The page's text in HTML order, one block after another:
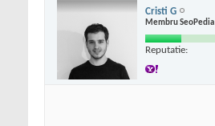
Cristi G
Membru SeoPedia
Reputatie: